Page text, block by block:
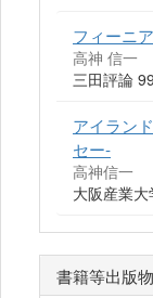
フィーニ
高神 信一
三田評論
アイラン
セー-
高神信一
大阪産業
書籍等出版物